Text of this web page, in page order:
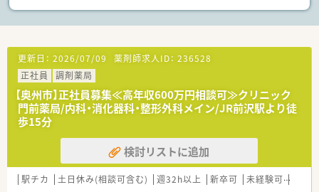
・・＊ 企業紹介 ＊・・
岩手県に本社を構える地場チェーン薬局です！
新規出店も継続しており、県内には20店舗以上ございます。
平均年齢は37歳と比較的若く、懐が深い社員が多く在籍してい
どんな経験を積みたいかによって選ぶことも可能です！
・・＊ 薬局紹介 ＊・・
内科クリニック門前の薬局です。
更新日： 2026/07/09 薬剤師求人ID： 236528
正社員
調剤薬局
【奥州市】正社員募集≪高年収600万円相談可≫クリニック
門前薬局/内科・消化器科・整形外科メイン/JR前沢駅より徒
歩15分
検討リストに追加
駅チカ 土日休み(相談可含む) 週32h以上 新卒可 未経験可